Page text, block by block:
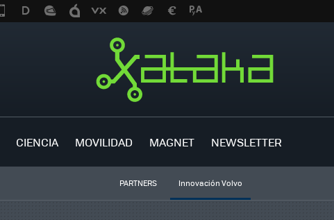
CIENCIA MOVILIDAD MAGNET NEWSLETTER
PARTNERS Innovación Volvo